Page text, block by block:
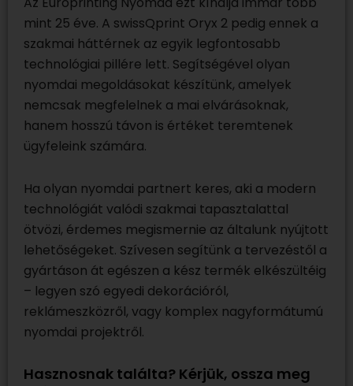
mint 25 éve. A swissQprint Oryx 2 pedig ennek a
szakmai háttérnek az egyik legfontosabb
technológiai pillére lett. Segítségével olyan
nyomdai megoldásokat készítünk, amelyek
nemcsak megfelelnek a mai elvárásoknak,
hanem hosszú távon is értéket teremtenek
ügyfeleink számára.
Ha olyan nyomdai partnert keres, aki a modern
technológiát valódi szakmai tapasztalattal
ötvözi, érdemes megismernie az általunk nyújtott
lehetőségeket. Szívesen segítünk a tervezéstől a
gyártáson át egészen a kész termék elkészültéig
– legyen szó egyedi dekorációról,
reklámeszközről, vagy komplex nagyformátumú
nyomdai projektről.
Hasznosnak találta? Kérjük, ossza meg